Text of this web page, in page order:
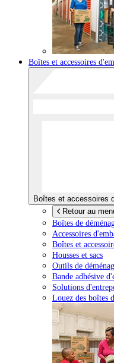
Boîtes et accessoires
Boîtes et accessoires
Retour au
Boîtes de
Accessoires
Boîtes et
Housses et sacs
Outils de
Bande adhésive
Solutions
Louez des boîtes